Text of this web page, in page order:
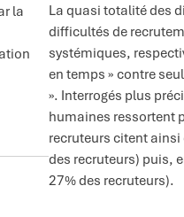
la
La quasi totalité des
difficultés de
systémiques,
en temps » contre
». Interrogés plus
humaines ressortent
recruteurs citent ainsi
des recruteurs) puis,
27% des recruteurs).